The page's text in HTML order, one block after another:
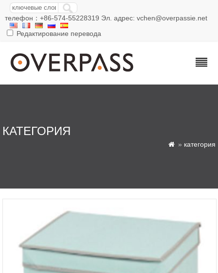
телефон：+86-574-55228319 Эл. адрес: vchen@overpassie.net
Редактирование перевода
КАТЕГОРИЯ
 » категория